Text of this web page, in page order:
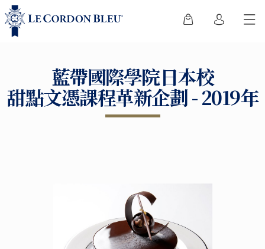
藍帶國際學院日本校
甜點文憑課程革新企劃 - 2019年